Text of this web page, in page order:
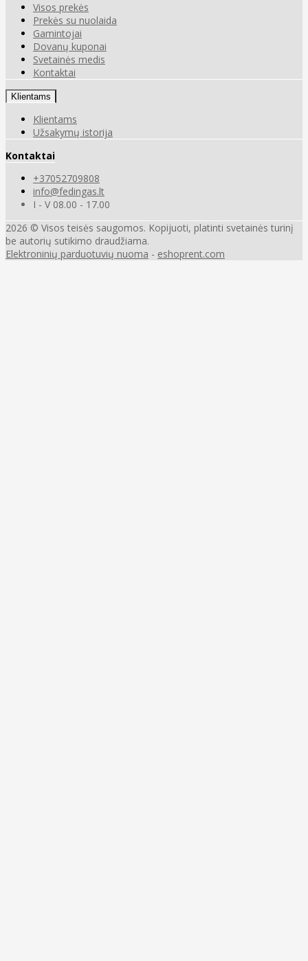
Visos prekės
Prekės su nuolaida
Gamintojai
Dovanų kuponai
Svetainės medis
Kontaktai
Klientams
Klientams
Užsakymų istorija
Kontaktai
+37052709808
info@fedingas.lt
I - V 08.00 - 17.00
2026 © Visos teisės saugomos. Kopijuoti, platinti svetainės turinį
be autorių sutikimo draudžiama.
Elektroninių parduotuvių nuoma - eshoprent.com